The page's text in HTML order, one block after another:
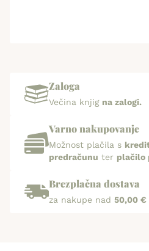
Zaloga
Večina knjig na zalogi.
Varno nakupovanje
Možnost plačila s
predračunu ter plačilo
Brezplačna dostava
za nakupe nad 50,00 €